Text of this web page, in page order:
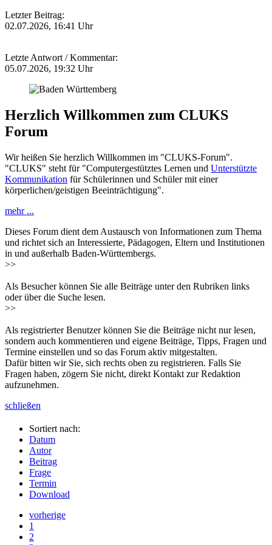
Letzter Beitrag:
02.07.2026, 16:41 Uhr
Letzte Antwort / Kommentar:
05.07.2026, 19:32 Uhr
Herzlich Willkommen zum CLUKS
Forum
Wir heißen Sie herzlich Willkommen im "CLUKS-Forum".
"CLUKS" steht für "Computergestütztes Lernen und Unterstützte
Kommunikation für Schülerinnen und Schüler mit einer
körperlichen/geistigen Beeinträchtigung".
mehr ...
Dieses Forum dient dem Austausch von Informationen zum Thema
und richtet sich an Interessierte, Pädagogen, Eltern und Institutionen
in und außerhalb Baden-Württembergs.
>>
Als Besucher können Sie alle Beiträge unter den Rubriken links
oder über die Suche lesen.
>>
Als registrierter Benutzer können Sie die Beiträge nicht nur lesen,
sondern auch kommentieren und eigene Beiträge, Tipps, Fragen und
Termine einstellen und so das Forum aktiv mitgestalten.
Dafür bitten wir Sie, sich rechts oben zu registrieren. Falls Sie
Fragen haben, zögern Sie nicht, direkt Kontakt zur Redaktion
aufzunehmen.
schließen
Sortiert nach:
Datum
Autor
Beitrag
Frage
Termin
Download
vorherige
1
2